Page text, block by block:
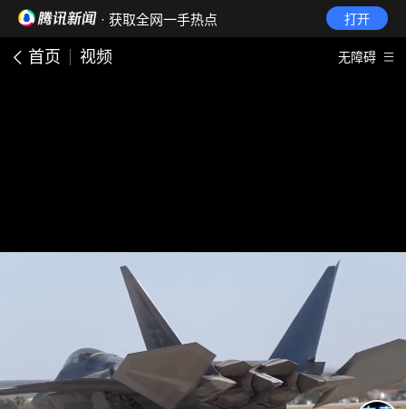
· 获取全网一手热点 打开
首页 视频 无障碍